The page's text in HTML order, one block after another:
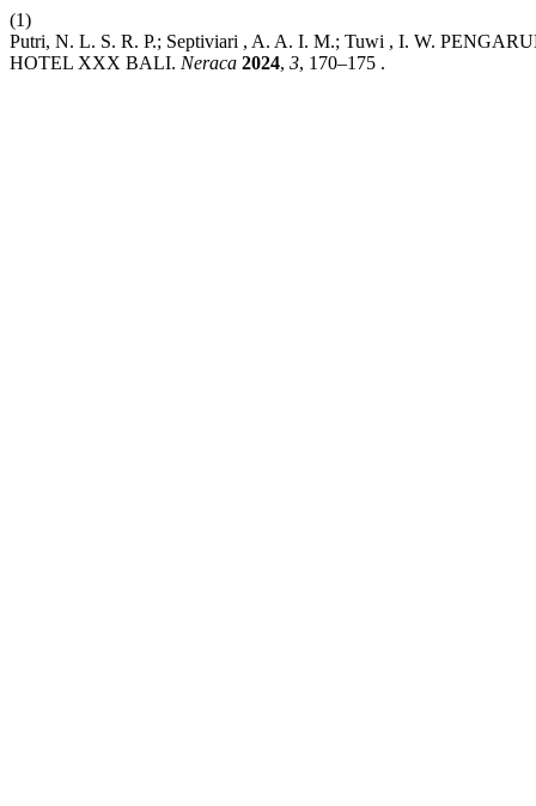
(1)
Putri, N. L. S. R. P.; Septiviari , A. A. I. M.; Tuwi , I. W.
HOTEL XXX BALI. Neraca 2024, 3, 170–175 .